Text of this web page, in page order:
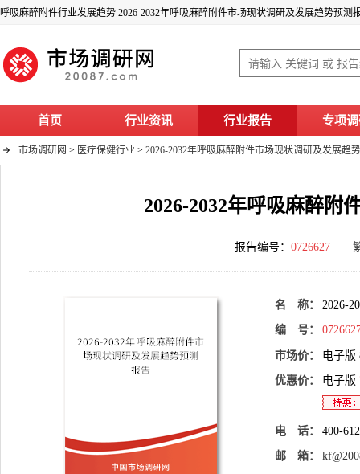
呼吸麻醉附件行业发展趋势 2026-2032年呼吸麻醉附件市场现状调研及发展趋势预测
首页 行业资讯 行业报告 专项
市场调研网 > 医疗保健行业 > 2026-2032年呼吸麻醉附件市场现状调研及发展趋
2026-2032年呼吸麻醉附
报告编号： 0726627
名 称： 2026-
编 号：
市场价： 电子版
优惠价： 电子版
电 话： 400-
邮 箱：